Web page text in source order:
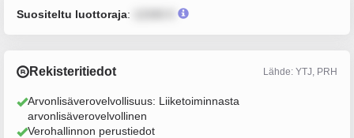
Suositeltu luottoraja:
Rekisteritiedot Lähde: YTJ, PRH
Arvonlisäverovelvollisuus: Liiketoiminnasta
arvonlisäverovelvollinen
Verohallinnon perustiedot